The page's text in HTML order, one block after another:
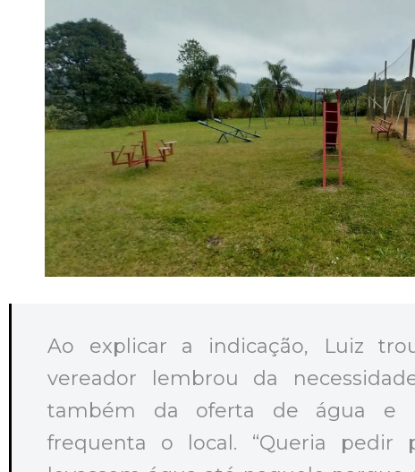
Ao explicar a indicação, Luiz
vereador lembrou da
também da oferta de água e
frequenta o local. “Queria pedir